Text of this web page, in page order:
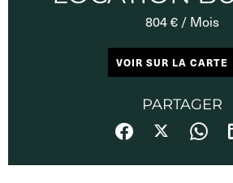
804 € / Mois
VOIR SUR LA CARTE
PARTAGER